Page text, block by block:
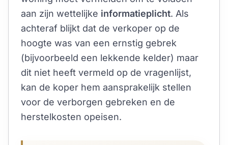
aan zijn wettelijke informatieplicht. Als
achteraf blijkt dat de verkoper op de
hoogte was van een ernstig gebrek
(bijvoorbeeld een lekkende kelder) maar
dit niet heeft vermeld op de vragenlijst,
kan de koper hem aansprakelijk stellen
voor de verborgen gebreken en de
herstelkosten opeisen.